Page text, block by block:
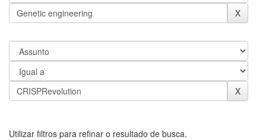
Utilizar filtros para refinar o resultado de busca.